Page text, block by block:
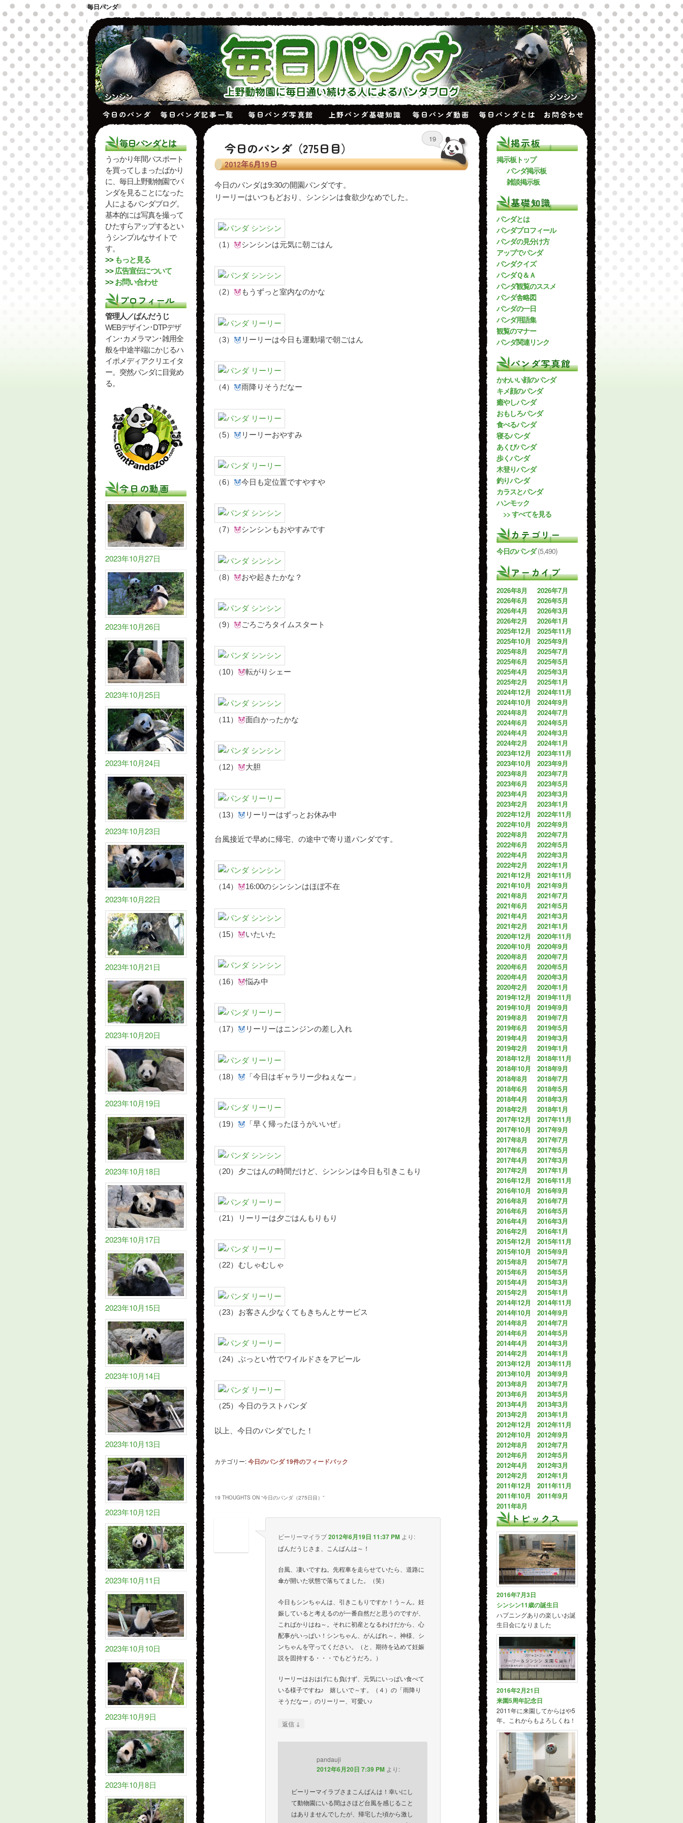
毎日パンダ
今日のパンダ 毎日パンダ記事一覧 毎日パンダ写真館 上野パンダ基礎知識 毎日パンダ動画 毎日パンダとは お問合わせ
毎日パンダとは
うっかり年間パスポート
を買ってしまったばかり
に、毎日上野動物園でパ
ンダを見ることになった
人によるパンダブログ。
基本的には写真を撮って
ひたすらアップするとい
うシンプルなサイトで
す。
>> もっと見る
>>広告宣伝について
>>お問い合わせ
プロフィール
管理人／ぱんだうじ
WEBデザイン･DTPデザ
イン･カメラマン･雑用全
般を中途半端にかじるハ
イポメディアクリエイタ
ー。突然パンダに目覚め
る。
今日の動画
2023年10月27日
2023年10月26日
2023年10月25日
2023年10月24日
2023年10月23日
2023年10月22日
2023年10月21日
2023年10月20日
2023年10月19日
2023年10月18日
2023年10月17日
2023年10月15日
2023年10月14日
2023年10月13日
2023年10月12日
2023年10月11日
2023年10月10日
2023年10月9日
2023年10月8日
今日のパンダ（275日目）
2012年6月19日
19
今日のパンダは9:30の開園パンダです。
リーリーはいつもどおり、シンシンは食欲少なめでした。
（1） シンシンは元気に朝ごはん
（2） もうずっと室内なのかな
（3） リーリーは今日も運動場で朝ごはん
（4） 雨降りそうだなー
（5） リーリーおやすみ
（6） 今日も定位置ですやすや
（7） シンシンもおやすみです
（8） おや起きたかな？
（9） ごろごろタイムスタート
（10） 転がりシェー
（11） 面白かったかな
（12） 大胆
（13） リーリーはずっとお休み中
台風接近で早めに帰宅、の途中で寄り道パンダです。
（14） 16:00のシンシンはほぼ不在
（15） いたいた
（16） 悩み中
（17） リーリーはニンジンの差し入れ
（18） 「今日はギャラリー少ねぇなー」
（19） 「早く帰ったほうがいいぜ」
（20） 夕ごはんの時間だけど、シンシンは今日も引きこもり
（21） リーリーは夕ごはんもりもり
（22） むしゃむしゃ
（23） お客さん少なくてもきちんとサービス
（24） ぶっとい竹でワイルドさをアピール
（25） 今日のラストパンダ
以上、今日のパンダでした！
カテゴリー:今日のパンダ19件のフィードバック
19 THOUGHTS ON “今日のパンダ（275日目） ”
ビーリーマイラブ2012年6月19日 11:37 PM より:
ぱんだうじさま、こんばんは～！
台風、凄いですね。先程車を走らせていたら、道路に
傘が開いた状態で落ちてました。（笑）
今日もシンちゃんは、引きこもりですか！う～ん。妊
娠していると考えるのが一番自然だと思うのですが、
こればかりはね～。それに初産となるわけだから、心
配事がいっぱい！シンちゃん、がんばれ～。神様、シ
ンちゃんを守ってください。（と、期待を込めて妊娠
説を固持する・・・でもどうだろ。）
リーリーはおはげにも負けず、元気にいっぱい食べて
いる様子ですね♪ 嬉しいで～す。（４）の「雨降り
そうだなー」のリーリー、可愛い♪
返信 ↓
pandauji
2012年6月20日 7:39 PM より:
ビーリーマイラブさまこんばんは！幸いにし
て動物園にいる間はさほど台風を感じること
はありませんでしたが、帰宅した頃から激し
掲示板
掲示板トップ
パンダ掲示板
雑談掲示板
基礎知識
パンダとは
パンダプロフィール
パンダの見分け方
アップでパンダ
パンダクイズ
パンダＱ＆Ａ
パンダ観覧のススメ
パンダ舎略図
パンダの一日
パンダ用語集
観覧のマナー
パンダ関連リンク
パンダ写真館
かわいい顔のパンダ
キメ顔のパンダ
癒やしパンダ
おもしろパンダ
食べるパンダ
寝るパンダ
あくびパンダ
歩くパンダ
木登りパンダ
釣りパンダ
カラスとパンダ
ハンモック
>> すべてを見る
カテゴリー
今日のパンダ(5,490)
アーカイブ
2026年8月
2026年7月
2026年6月
2026年5月
2026年4月
2026年3月
2026年2月
2026年1月
2025年12月
2025年11月
2025年10月
2025年9月
2025年8月
2025年7月
2025年6月
2025年5月
2025年4月
2025年3月
2025年2月
2025年1月
2024年12月
2024年11月
2024年10月
2024年9月
2024年8月
2024年7月
2024年6月
2024年5月
2024年4月
2024年3月
2024年2月
2024年1月
2023年12月
2023年11月
2023年10月
2023年9月
2023年8月
2023年7月
2023年6月
2023年5月
2023年4月
2023年3月
2023年2月
2023年1月
2022年12月
2022年11月
2022年10月
2022年9月
2022年8月
2022年7月
2022年6月
2022年5月
2022年4月
2022年3月
2022年2月
2022年1月
2021年12月
2021年11月
2021年10月
2021年9月
2021年8月
2021年7月
2021年6月
2021年5月
2021年4月
2021年3月
2021年2月
2021年1月
2020年12月
2020年11月
2020年10月
2020年9月
2020年8月
2020年7月
2020年6月
2020年5月
2020年4月
2020年3月
2020年2月
2020年1月
2019年12月
2019年11月
2019年10月
2019年9月
2019年8月
2019年7月
2019年6月
2019年5月
2019年4月
2019年3月
2019年2月
2019年1月
2018年12月
2018年11月
2018年10月
2018年9月
2018年8月
2018年7月
2018年6月
2018年5月
2018年4月
2018年3月
2018年2月
2018年1月
2017年12月
2017年11月
2017年10月
2017年9月
2017年8月
2017年7月
2017年6月
2017年5月
2017年4月
2017年3月
2017年2月
2017年1月
2016年12月
2016年11月
2016年10月
2016年9月
2016年8月
2016年7月
2016年6月
2016年5月
2016年4月
2016年3月
2016年2月
2016年1月
2015年12月
2015年11月
2015年10月
2015年9月
2015年8月
2015年7月
2015年6月
2015年5月
2015年4月
2015年3月
2015年2月
2015年1月
2014年12月
2014年11月
2014年10月
2014年9月
2014年8月
2014年7月
2014年6月
2014年5月
2014年4月
2014年3月
2014年2月
2014年1月
2013年12月
2013年11月
2013年10月
2013年9月
2013年8月
2013年7月
2013年6月
2013年5月
2013年4月
2013年3月
2013年2月
2013年1月
2012年12月
2012年11月
2012年10月
2012年9月
2012年8月
2012年7月
2012年6月
2012年5月
2012年4月
2012年3月
2012年2月
2012年1月
2011年12月
2011年11月
2011年10月
2011年9月
2011年8月
トピックス
2016年7月3日
シンシン11歳の誕生日
ハプニングありの楽しいお誕
生日会になりました
2016年2月21日
来園5周年記念日
2011年に来園してからはや5
年。これからもよろしくね！